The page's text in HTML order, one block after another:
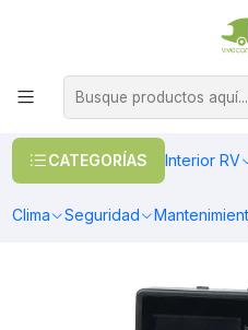
CATEGORÍAS Interior RV
Clima Seguridad
OFERTAS EN
Panel de